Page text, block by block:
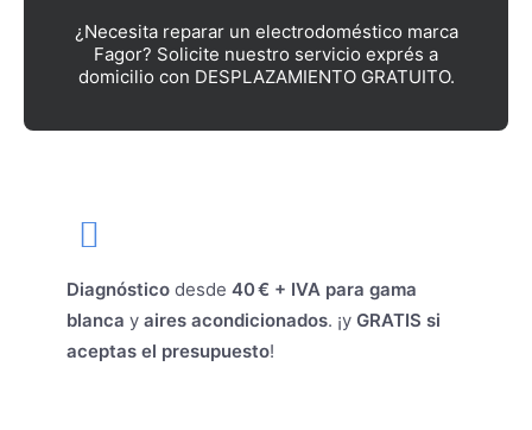
¿Necesita reparar un electrodoméstico marca
Fagor? Solicite nuestro servicio exprés a
domicilio con DESPLAZAMIENTO GRATUITO.
Diagnóstico desde 40 € + IVA para gama
blanca y aires acondicionados. ¡y GRATIS si
aceptas el presupuesto!